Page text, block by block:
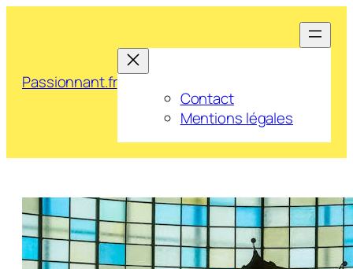
Passionnant.fr
Contact
Mentions légales